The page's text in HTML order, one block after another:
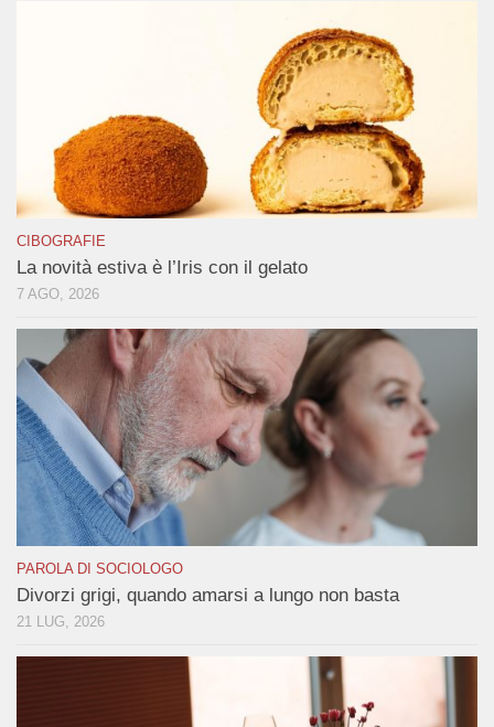
CIBOGRAFIE
La novità estiva è l’Iris con il gelato
7 AGO, 2026
PAROLA DI SOCIOLOGO
Divorzi grigi, quando amarsi a lungo non basta
21 LUG, 2026